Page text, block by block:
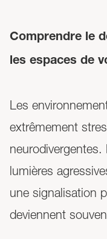
Comprendre le
les espaces de
Les
extrêmement
lumières
une signalisation
deviennent